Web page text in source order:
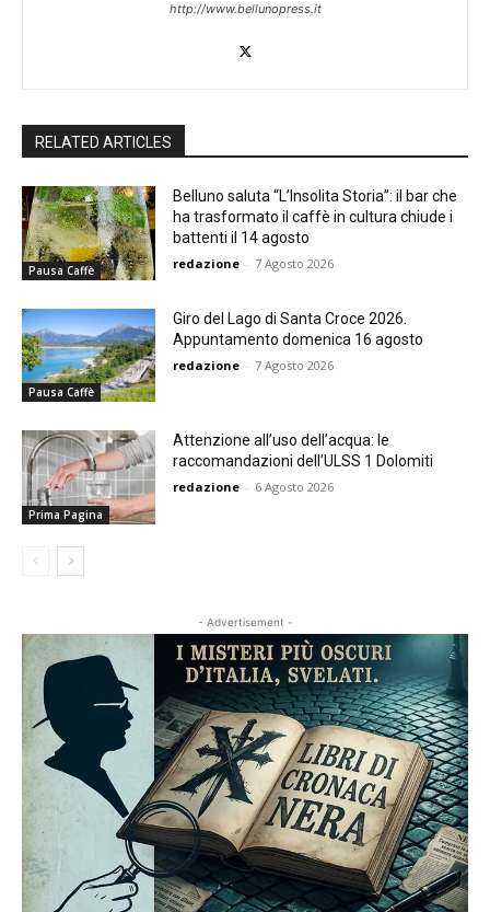
http://www.bellunopress.it
RELATED ARTICLES
Pausa Caffè
Belluno saluta “L’Insolita Storia”: il bar che
ha trasformato il caffè in cultura chiude i
battenti il 14 agosto
redazione - 7 Agosto 2026
Pausa Caffè
Giro del Lago di Santa Croce 2026.
Appuntamento domenica 16 agosto
redazione - 7 Agosto 2026
Prima Pagina
Attenzione all’uso dell’acqua: le
raccomandazioni dell’ULSS 1 Dolomiti
redazione - 6 Agosto 2026
- Advertisement -